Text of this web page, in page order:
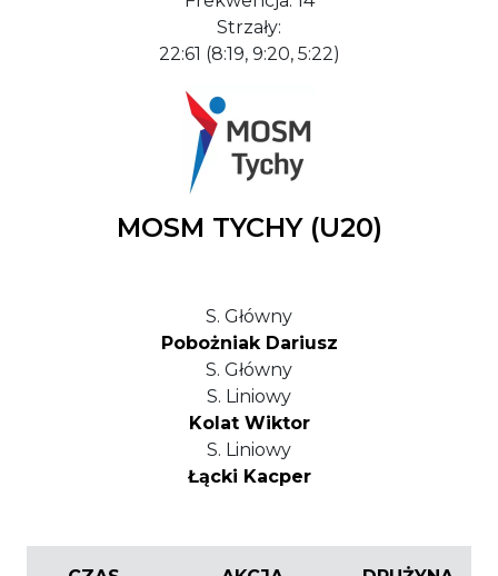
Strzały:
22:61 (8:19, 9:20, 5:22)
MOSM TYCHY (U20)
S. Główny
Pobożniak Dariusz
S. Główny
S. Liniowy
Kolat Wiktor
S. Liniowy
Łącki Kacper